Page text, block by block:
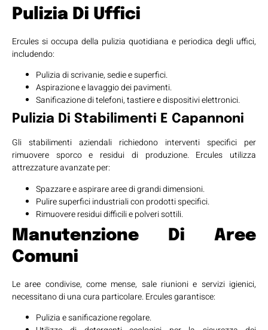
Pulizia Di Uffici
Ercules si occupa della pulizia quotidiana e periodica degli uffici,
includendo:
Pulizia di scrivanie, sedie e superfici.
Aspirazione e lavaggio dei pavimenti.
Sanificazione di telefoni, tastiere e dispositivi elettronici.
Pulizia Di Stabilimenti E Capannoni
Gli stabilimenti aziendali richiedono interventi specifici per
rimuovere sporco e residui di produzione. Ercules utilizza
attrezzature avanzate per:
Spazzare e aspirare aree di grandi dimensioni.
Pulire superfici industriali con prodotti specifici.
Rimuovere residui difficili e polveri sottili.
Manutenzione Di Aree
Comuni
Le aree condivise, come mense, sale riunioni e servizi igienici,
necessitano di una cura particolare. Ercules garantisce:
Pulizia e sanificazione regolare.